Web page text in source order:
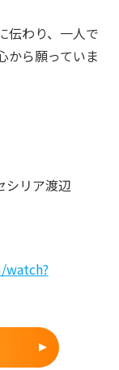
伝わり、一人で
から願っていま
リア渡辺